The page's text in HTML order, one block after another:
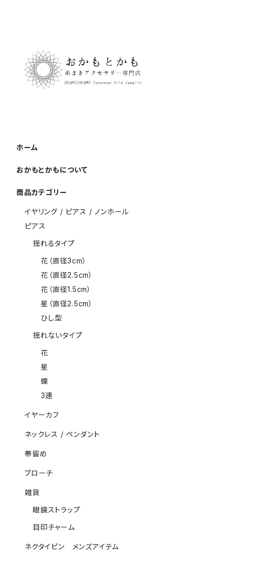
ホーム
おかもとかもについて
商品カテゴリー
イヤリング / ピアス / ノンホール
ピアス
揺れるタイプ
花（直径3cm）
花（直径2.5cm）
花（直径1.5cm）
星（直径2.5cm）
ひし型
揺れないタイプ
花
星
蝶
3連
イヤーカフ
ネックレス / ペンダント
帯留め
ブローチ
雑貨
眼鏡ストラップ
目印チャーム
ネクタイピン メンズアイテム